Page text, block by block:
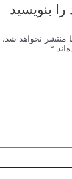
بنویسید
منتشر نخواهد شد.
*